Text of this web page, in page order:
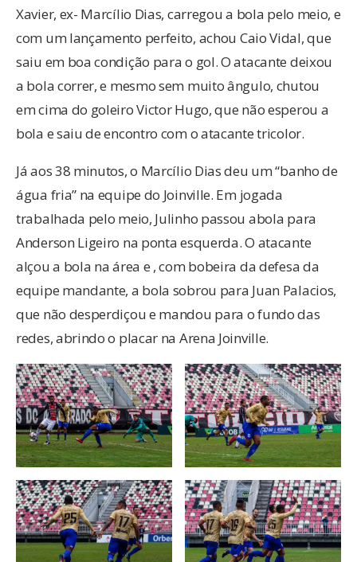
Xavier, ex- Marcílio Dias, carregou a bola pelo meio, e
com um lançamento perfeito, achou Caio Vidal, que
saiu em boa condição para o gol. O atacante deixou
a bola correr, e mesmo sem muito ângulo, chutou
em cima do goleiro Victor Hugo, que não esperou a
bola e saiu de encontro com o atacante tricolor.
Já aos 38 minutos, o Marcílio Dias deu um “banho de
água fria” na equipe do Joinville. Em jogada
trabalhada pelo meio, Julinho passou abola para
Anderson Ligeiro na ponta esquerda. O atacante
alçou a bola na área e , com bobeira da defesa da
equipe mandante, a bola sobrou para Juan Palacios,
que não desperdiçou e mandou para o fundo das
redes, abrindo o placar na Arena Joinville.